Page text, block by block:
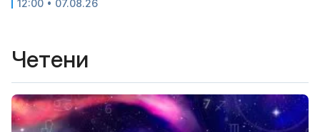
12:00 • 07.08.26
Четени